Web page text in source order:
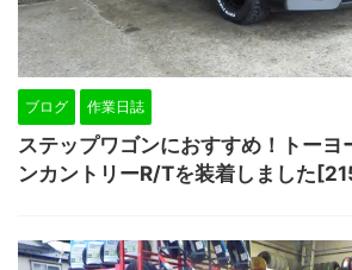
ブログ 作業日誌
ステップワゴンにおすすめ！トーヨ
ンカントリーR/Tを装着しました